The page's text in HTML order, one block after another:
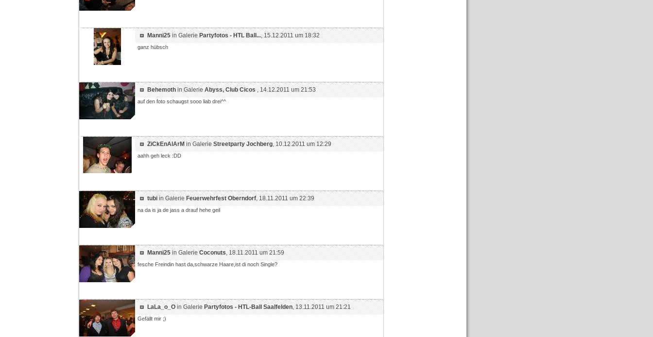
Manni25in GaleriePartyfotos - HTL Ball..., 15.12.2011 um 18:32
ganz hübsch
Behemothin GalerieAbyss, Club Cicos, 14.12.2011 um 21:53
auf den foto schaugst sooo liab drei^^
ZiCkEnAlArMin GalerieStreetparty Jochberg, 10.12.2011 um 12:29
aahh geh leck :DD
tubiin GalerieFeuerwehrfest Oberndorf, 18.11.2011 um 22:39
na da is ja de jass a drauf hehe geil
Manni25in GalerieCoconuts, 18.11.2011 um 21:59
fesche Freindin hast da,schwarze Haare,ist di noch Single?
LaLa_o_Oin GaleriePartyfotos - HTL-Ball Saalfelden, 13.11.2011 um 21:21
Gefällt mir ;)